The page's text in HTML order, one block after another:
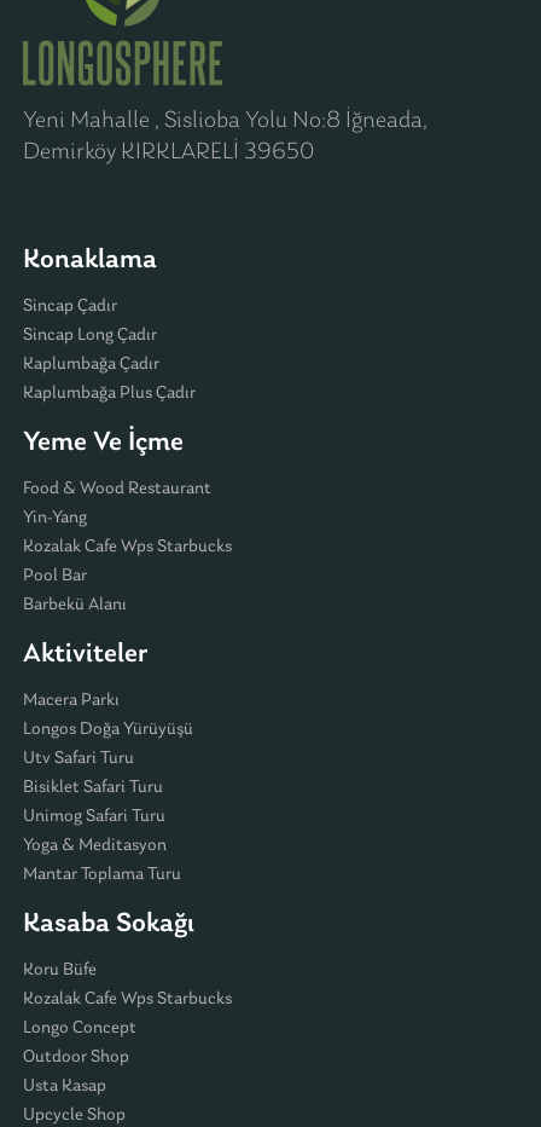
Yeni Mahalle , Sislioba Yolu No:8 İğneada,
Demirköy KIRKLARELİ 39650
Konaklama
Sincap Çadır
Sincap Long Çadır
Kaplumbağa Çadır
Kaplumbağa Plus Çadır
Yeme Ve İçme
Food & Wood Restaurant
Yin-Yang
Kozalak Cafe Wps Starbucks
Pool Bar
Barbekü Alanı
Aktiviteler
Macera Parkı
Longos Doğa Yürüyüşü
Utv Safari Turu
Bisiklet Safari Turu
Unimog Safari Turu
Yoga & Meditasyon
Mantar Toplama Turu
Kasaba Sokağı
Koru Büfe
Kozalak Cafe Wps Starbucks
Longo Concept
Outdoor Shop
Usta Kasap
Upcycle Shop